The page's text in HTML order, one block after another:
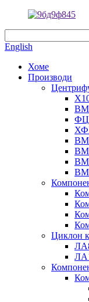
English
Хоме
Производи
Циклон